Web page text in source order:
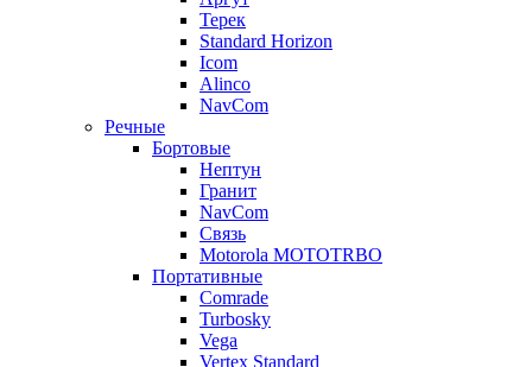
Терек
Standard Horizon
Icom
Alinco
NavCom
Речные
Бортовые
Нептун
Гранит
NavCom
Связь
Motorola MOTOTRBO
Портативные
Comrade
Turbosky
Vega
Vertex Standard